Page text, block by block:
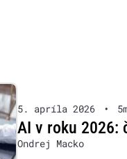
5. apríla 2026 •
AI v roku 2026:
Ondrej Macko